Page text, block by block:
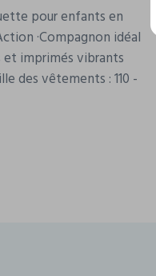
pour enfants en
·Compagnon idéal
et imprimés vibrants
des vêtements : 110 -